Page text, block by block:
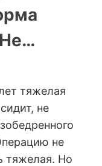
тяжелая
не
не
тяжелая. Но